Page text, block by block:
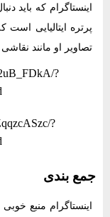
اینستاگرام که باید
پرتره ایتالیایی است
تصاویر او مانند
?
?
جمع بندی
اینستاگرام منبع